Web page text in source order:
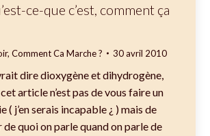
ce-que c’est, comment ça
, Comment Ca Marche ? 30 avril 2010
dire dioxygène et dihydrogène,
article n’est pas de vous faire un
( j’en serais incapable ¿ ) mais de
quoi on parle quand on parle de